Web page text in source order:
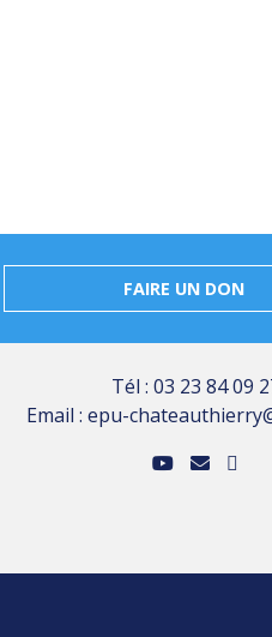
FAIRE UN DON
Tél : 03 23 84 09
Email : epu-